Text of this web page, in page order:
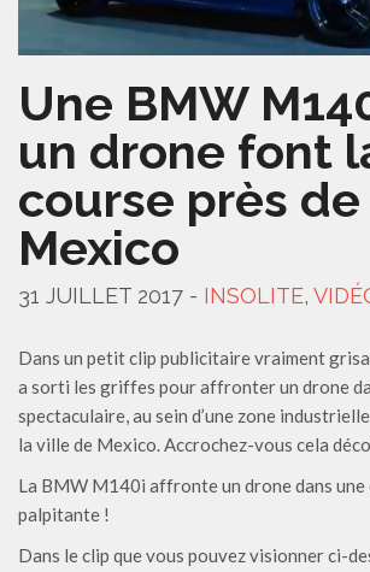
Une BMW
un drone font
course près de
Mexico
31 JUILLET 2017 - INSOLITE,
Dans un petit clip publicitaire vraiment
a sorti les griffes pour affronter un drone
spectaculaire, au sein d’une zone
la ville de Mexico. Accrochez-vous cela
La BMW M140i affronte un drone dans une
palpitante !
Dans le clip que vous pouvez visionner ci-